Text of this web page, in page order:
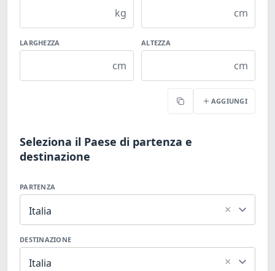
kg cm
LARGHEZZA
cm
ALTEZZA
cm
Copia AGGIUNGI
Seleziona il Paese di partenza e
destinazione
PARTENZA
Italia ×
DESTINAZIONE
Italia ×